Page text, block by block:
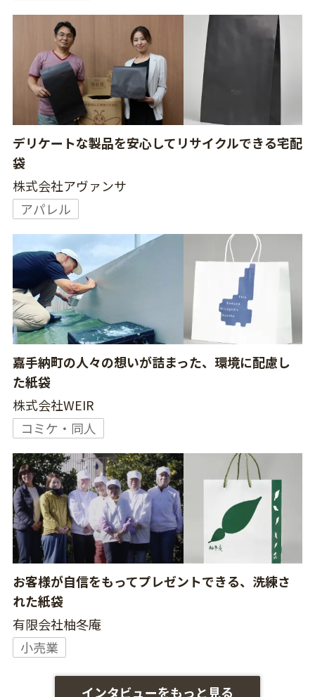
デリケートな製品を安心してリサイクルできる宅配
袋
株式会社アヴァンサ
アパレル
嘉手納町の人々の想いが詰まった、環境に配慮し
た紙袋
株式会社WEIR
コミケ・同人
お客様が自信をもってプレゼントできる、洗練さ
れた紙袋
有限会社柚冬庵
小売業
インタビューをもっと見る